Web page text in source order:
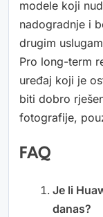
modele koji
nadogradnje i
drugim
Pro long-term
uređaj koji je
biti dobro
fotografije,
FAQ
Je li
danas?